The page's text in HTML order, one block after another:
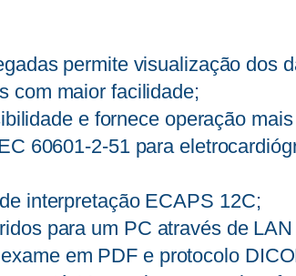
permite visualização dos
com maior facilidade;
e fornece operação
60601-2-51 para
interpretação ECAPS 12C;
para um PC através de
em PDF e protocolo